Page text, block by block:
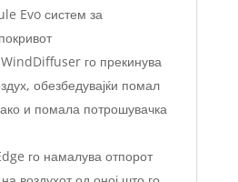
Evo систем за
WindDiffuser го прекинува
обезбедувајќи помал
и помала потрошувачка
го намалува отпорот